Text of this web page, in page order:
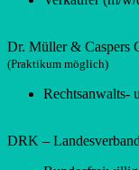
Dr. Müller & Caspers
(Praktikum möglich)
Rechtsanwalts-
DRK –